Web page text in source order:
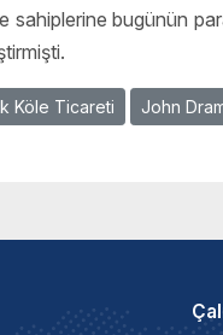
bugünün
Köle Ticareti John